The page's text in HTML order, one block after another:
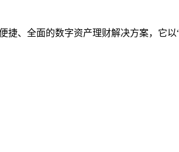
、全面的数字资产理财解决方案，它